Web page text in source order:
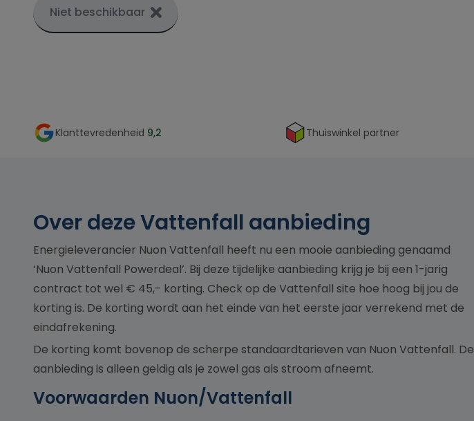
Niet beschikbaar
Klanttevredenheid 9,2 Thuiswinkel partner
Over deze Vattenfall aanbieding
Energieleverancier Nuon Vattenfall heeft nu een mooie aanbieding genaamd
‘Nuon Vattenfall Powerdeal’. Bij deze tijdelijke aanbieding krijg je bij een 1-jarig
contract tot wel € 45,- korting. Check op de Vattenfall site hoe hoog bij jou de
korting is. De korting wordt aan het einde van het eerste jaar verrekend met de
eindafrekening.
De korting komt bovenop de scherpe standaardtarieven van Nuon Vattenfall. De
aanbieding is alleen geldig als je zowel gas als stroom afneemt.
Voorwaarden Nuon/Vattenfall